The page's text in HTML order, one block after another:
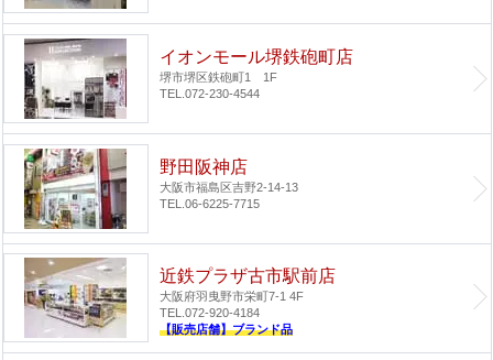
イオンモール堺鉄砲町店
堺市堺区鉄砲町1 1F
TEL.072-230-4544
野田阪神店
大阪市福島区吉野2-14-13
TEL.06-6225-7715
近鉄プラザ古市駅前店
大阪府羽曳野市栄町7-1 4F
TEL.072-920-4184
【販売店舗】ブランド品